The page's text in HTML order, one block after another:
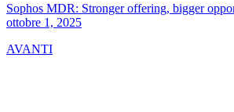
Sophos MDR: Stronger offering, bigger
ottobre 1, 2025
AVANTI